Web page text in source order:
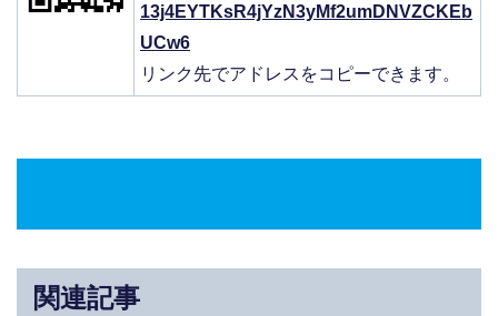
13j4EYTKsR4jYzN3yMf2umDNVZCKEb
UCw6
リンク先でアドレスをコピーできます。
関連記事